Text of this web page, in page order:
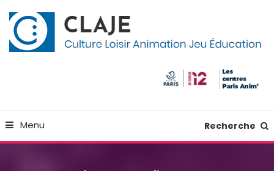
To
Content
Menu Recherche